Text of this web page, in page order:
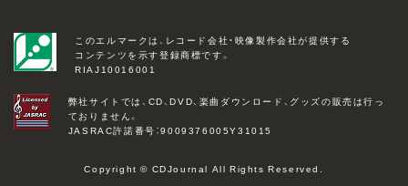
このエルマークは、レコード会社・映像製作会社が提供する
コンテンツを示す登録商標です。
RIAJ10016001
弊社サイトでは、CD、DVD、楽曲ダウンロード、グッズの販売は行っ
ておりません。
JASRAC許諾番号：9009376005Y31015
Copyright © CDJournal All Rights Reserved.